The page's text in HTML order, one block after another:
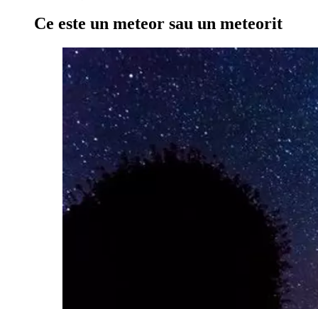
Ce este un meteor sau un meteorit